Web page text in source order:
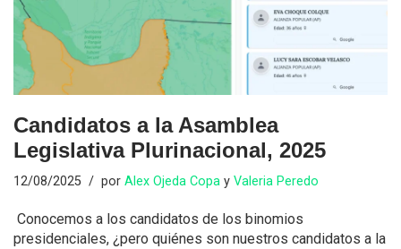
Candidatos a la Asamblea
Legislativa Plurinacional, 2025
12/08/2025 por Alex Ojeda Copa y Valeria Peredo
Conocemos a los candidatos de los binomios
presidenciales, ¿pero quiénes son nuestros candidatos a la